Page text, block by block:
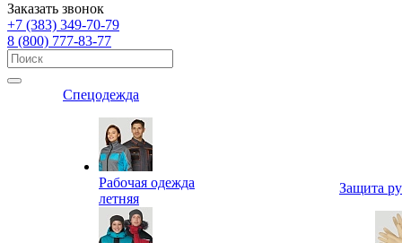
Заказать звонок
+7 (383) 349-70-79
8 (800) 777-83-77
Спецодежда
Рабочая одежда
летняя
Защита